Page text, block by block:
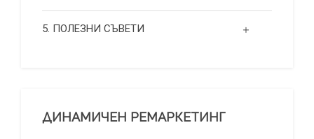
5. ПОЛЕЗНИ СЪВЕТИ
ДИНАМИЧЕН РЕМАРКЕТИНГ